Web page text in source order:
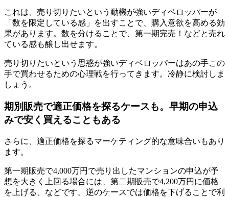
これは、売り切りたいという動機が強いディベロッパーが
「数を限定している感」を出すことで、購入意欲を高める効
果があります。数を分けることで、第一期完売！などと売れ
ている感も醸し出せます。
売り切りたいという思惑が強いディベロッパーはあの手この
手で買わせるための心理戦を行ってきます。冷静に検討しま
しょう。
期別販売で適正価格を探るケースも。早期の申込
みで安く買えることもある
さらに、適正価格を探るマーケティング的な意味合いもあり
ます。
第一期販売で4,000万円で売り出したマンションの申込が予
想を大きく上回る場合には、第二期販売で4,200万円に価格
を上げる、などです。逆のケースでは価格を下げることで利